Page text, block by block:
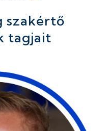
szakértő
tagjait